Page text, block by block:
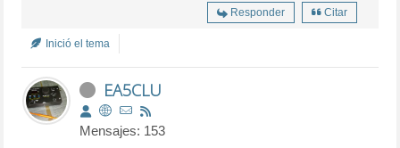
Responder Citar
Inició el tema
EA5CLU
Mensajes: 153